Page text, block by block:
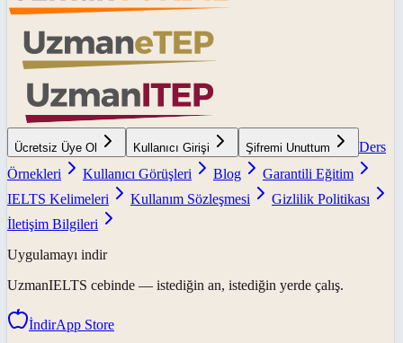
Ücretsiz Üye Ol Kullanıcı Girişi Şifremi Unuttum
Ders
Örnekleri
Kullanıcı Görüşleri Blog
Garantili Eğitim
IELTS Kelimeleri
Kullanım Sözleşmesi
Gizlilik Politikası
İletişim Bilgileri
Uygulamayı indir
UzmanIELTS cebinde — istediğin an, istediğin yerde çalış.
İndirApp Store